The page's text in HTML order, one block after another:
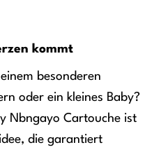
kommt
besonderen
oder ein kleines Baby?
Nbngayo Cartouche ist
die garantiert